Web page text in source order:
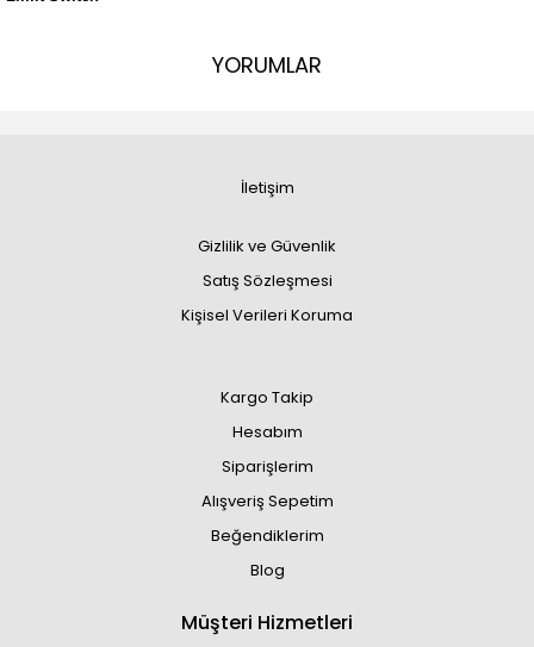
YORUMLAR
İletişim
Gizlilik ve Güvenlik
Satış Sözleşmesi
Kişisel Verileri Koruma
Kargo Takip
Hesabım
Siparişlerim
Alışveriş Sepetim
Beğendiklerim
Blog
Müşteri Hizmetleri